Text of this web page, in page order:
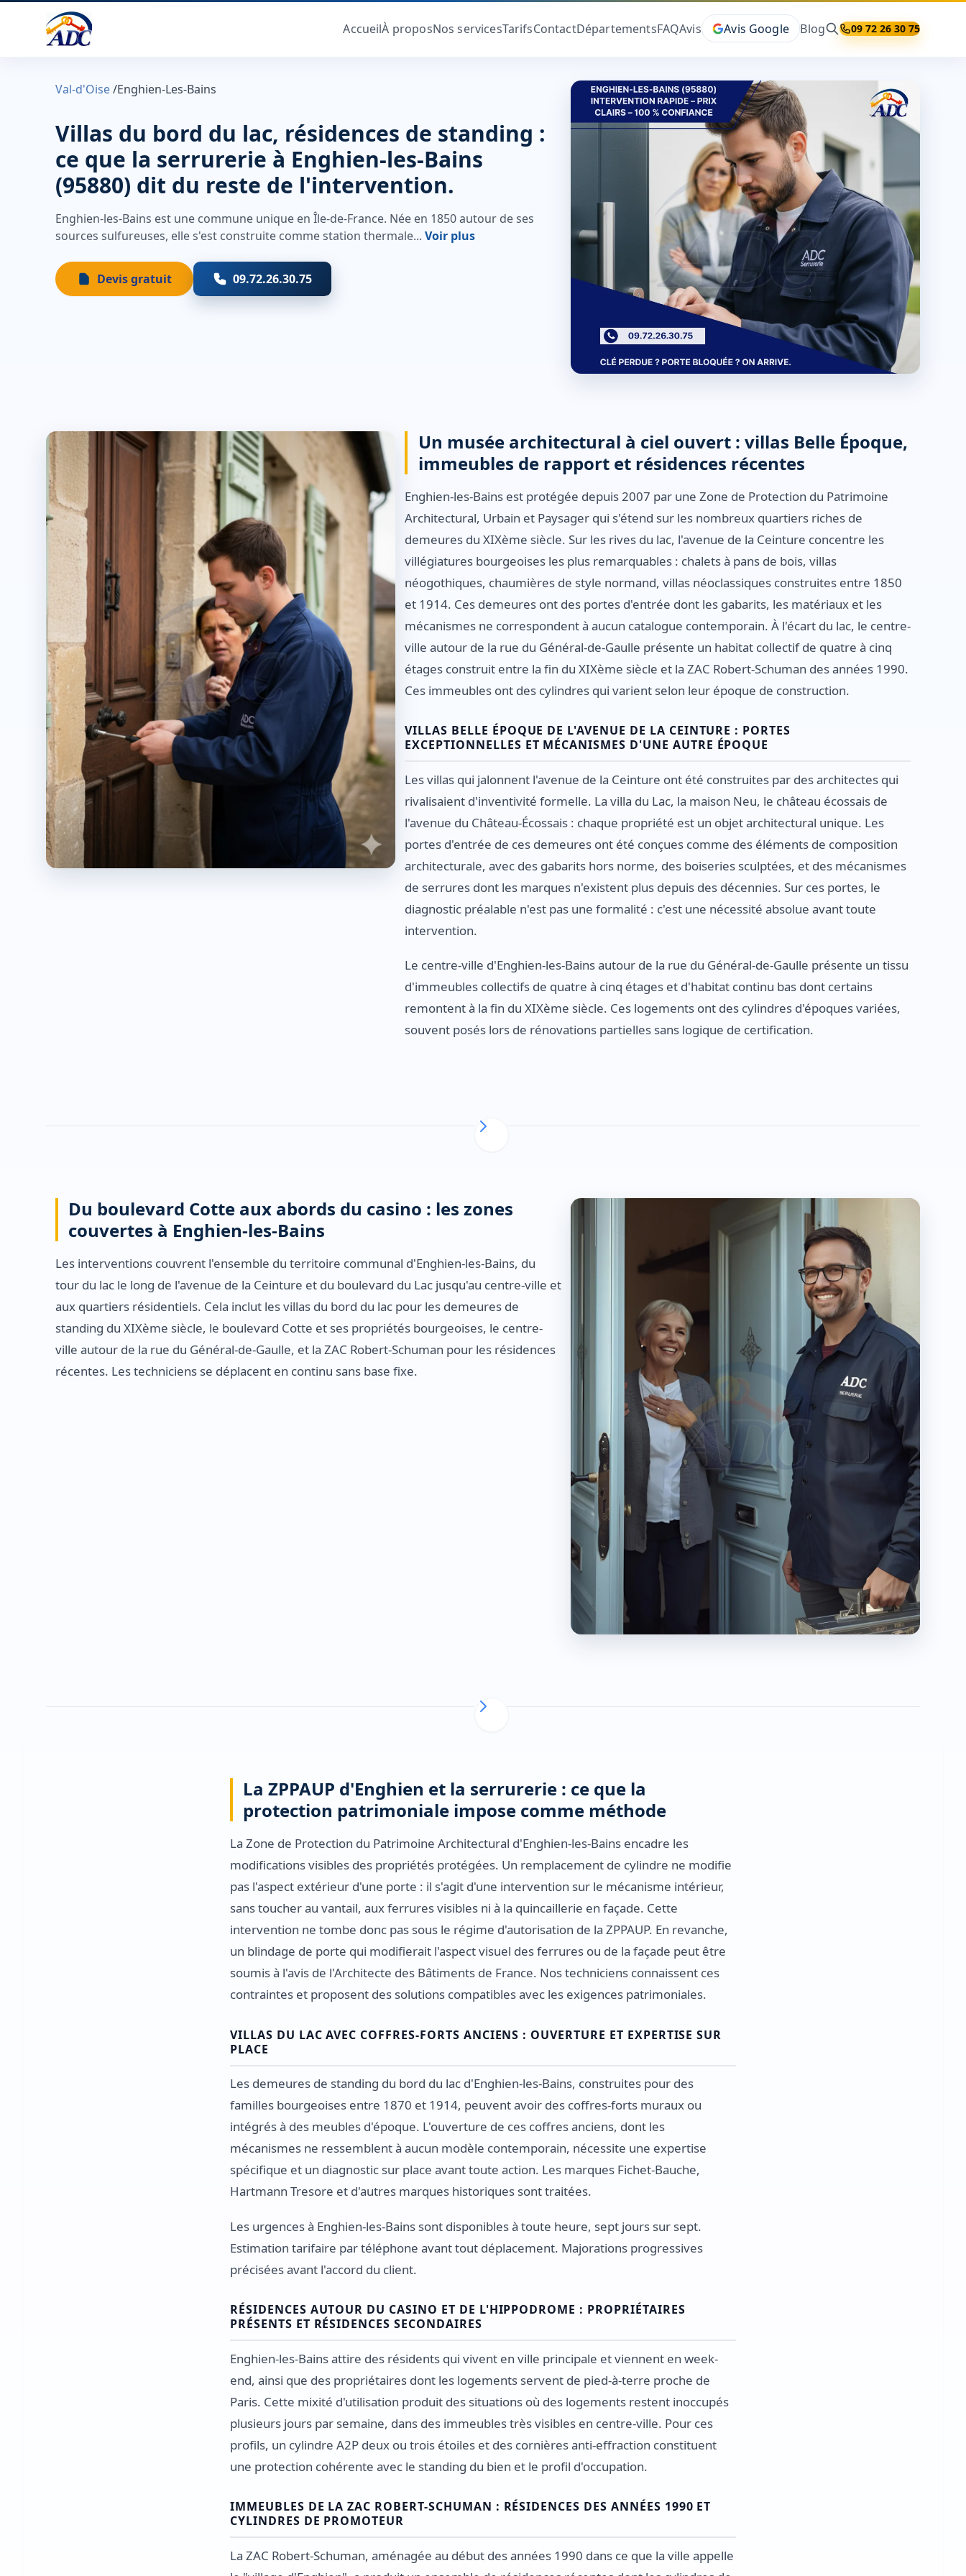
AccueilÀ proposNos servicesTarifsContactDépartementsFAQAvis Avis Google Blog 09 72 26 30 75
Val-d'Oise/Enghien-Les-Bains
Villas du bord du lac, résidences de standing :
ce que la serrurerie à Enghien-les-Bains
(95880) dit du reste de l'intervention.
Enghien-les-Bains est une commune unique en Île-de-France. Née en 1850 autour de ses
sources sulfureuses, elle s'est construite comme station thermale... Voir plus
Devis gratuit 09.72.26.30.75
Un musée architectural à ciel ouvert : villas Belle Époque,
immeubles de rapport et résidences récentes
Enghien-les-Bains est protégée depuis 2007 par une Zone de Protection du Patrimoine
Architectural, Urbain et Paysager qui s'étend sur les nombreux quartiers riches de
demeures du XIXème siècle. Sur les rives du lac, l'avenue de la Ceinture concentre les
villégiatures bourgeoises les plus remarquables : chalets à pans de bois, villas
néogothiques, chaumières de style normand, villas néoclassiques construites entre 1850
et 1914. Ces demeures ont des portes d'entrée dont les gabarits, les matériaux et les
mécanismes ne correspondent à aucun catalogue contemporain. À l'écart du lac, le centre-
ville autour de la rue du Général-de-Gaulle présente un habitat collectif de quatre à cinq
étages construit entre la fin du XIXème siècle et la ZAC Robert-Schuman des années 1990.
Ces immeubles ont des cylindres qui varient selon leur époque de construction.
VILLAS BELLE ÉPOQUE DE L'AVENUE DE LA CEINTURE : PORTES
EXCEPTIONNELLES ET MÉCANISMES D'UNE AUTRE ÉPOQUE
Les villas qui jalonnent l'avenue de la Ceinture ont été construites par des architectes qui
rivalisaient d'inventivité formelle. La villa du Lac, la maison Neu, le château écossais de
l'avenue du Château-Écossais : chaque propriété est un objet architectural unique. Les
portes d'entrée de ces demeures ont été conçues comme des éléments de composition
architecturale, avec des gabarits hors norme, des boiseries sculptées, et des mécanismes
de serrures dont les marques n'existent plus depuis des décennies. Sur ces portes, le
diagnostic préalable n'est pas une formalité : c'est une nécessité absolue avant toute
intervention.
Le centre-ville d'Enghien-les-Bains autour de la rue du Général-de-Gaulle présente un tissu
d'immeubles collectifs de quatre à cinq étages et d'habitat continu bas dont certains
remontent à la fin du XIXème siècle. Ces logements ont des cylindres d'époques variées,
souvent posés lors de rénovations partielles sans logique de certification.
Du boulevard Cotte aux abords du casino : les zones
couvertes à Enghien-les-Bains
Les interventions couvrent l'ensemble du territoire communal d'Enghien-les-Bains, du
tour du lac le long de l'avenue de la Ceinture et du boulevard du Lac jusqu'au centre-ville et
aux quartiers résidentiels. Cela inclut les villas du bord du lac pour les demeures de
standing du XIXème siècle, le boulevard Cotte et ses propriétés bourgeoises, le centre-
ville autour de la rue du Général-de-Gaulle, et la ZAC Robert-Schuman pour les résidences
récentes. Les techniciens se déplacent en continu sans base fixe.
La ZPPAUP d'Enghien et la serrurerie : ce que la
protection patrimoniale impose comme méthode
La Zone de Protection du Patrimoine Architectural d'Enghien-les-Bains encadre les
modifications visibles des propriétés protégées. Un remplacement de cylindre ne modifie
pas l'aspect extérieur d'une porte : il s'agit d'une intervention sur le mécanisme intérieur,
sans toucher au vantail, aux ferrures visibles ni à la quincaillerie en façade. Cette
intervention ne tombe donc pas sous le régime d'autorisation de la ZPPAUP. En revanche,
un blindage de porte qui modifierait l'aspect visuel des ferrures ou de la façade peut être
soumis à l'avis de l'Architecte des Bâtiments de France. Nos techniciens connaissent ces
contraintes et proposent des solutions compatibles avec les exigences patrimoniales.
VILLAS DU LAC AVEC COFFRES-FORTS ANCIENS : OUVERTURE ET EXPERTISE SUR
PLACE
Les demeures de standing du bord du lac d'Enghien-les-Bains, construites pour des
familles bourgeoises entre 1870 et 1914, peuvent avoir des coffres-forts muraux ou
intégrés à des meubles d'époque. L'ouverture de ces coffres anciens, dont les
mécanismes ne ressemblent à aucun modèle contemporain, nécessite une expertise
spécifique et un diagnostic sur place avant toute action. Les marques Fichet-Bauche,
Hartmann Tresore et d'autres marques historiques sont traitées.
Les urgences à Enghien-les-Bains sont disponibles à toute heure, sept jours sur sept.
Estimation tarifaire par téléphone avant tout déplacement. Majorations progressives
précisées avant l'accord du client.
RÉSIDENCES AUTOUR DU CASINO ET DE L'HIPPODROME : PROPRIÉTAIRES
PRÉSENTS ET RÉSIDENCES SECONDAIRES
Enghien-les-Bains attire des résidents qui vivent en ville principale et viennent en week-
end, ainsi que des propriétaires dont les logements servent de pied-à-terre proche de
Paris. Cette mixité d'utilisation produit des situations où des logements restent inoccupés
plusieurs jours par semaine, dans des immeubles très visibles en centre-ville. Pour ces
profils, un cylindre A2P deux ou trois étoiles et des cornières anti-effraction constituent
une protection cohérente avec le standing du bien et le profil d'occupation.
IMMEUBLES DE LA ZAC ROBERT-SCHUMAN : RÉSIDENCES DES ANNÉES 1990 ET
CYLINDRES DE PROMOTEUR
La ZAC Robert-Schuman, aménagée au début des années 1990 dans ce que la ville appelle